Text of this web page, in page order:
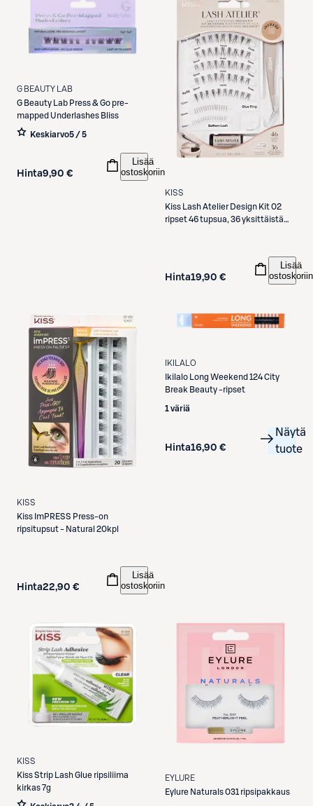
G BEAUTY LAB
G Beauty Lab Press & Go pre-
mapped Underlashes Bliss
Keskiarvo5 / 5
Hinta9,90 €
Lisää
ostoskoriin
KISS
Kiss
Lash Atelier Design Kit 02
ripset 46 tupsua, 36 yksittäistä
Hinta19,90 €
Lisää
ostoskoriin
KISS
Kiss ImPRESS Press-on
ripsitupsut - Natural 20kpl
Hinta22,90 €
Lisää
ostoskoriin
IKILALO
Ikilalo Long Weekend 124 City
Break Beauty -ripset
1 väriä
Hinta16,90 €
Näytä
tuote
KISS
KissStrip Lash Glue ripsiliima
kirkas 7g
EYLURE
Eylure
Naturals 031 ripsipakkaus